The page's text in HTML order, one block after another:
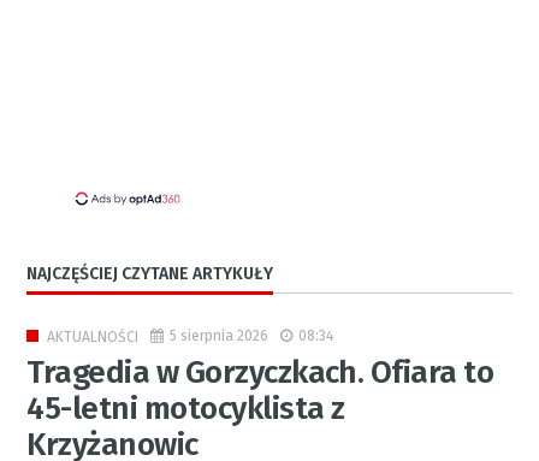
NAJCZĘŚCIEJ CZYTANE ARTYKUŁY
AKTUALNOŚCI 5 sierpnia 2026 08:34
Tragedia w Gorzyczkach. Ofiara to
45-letni motocyklista z
Krzyżanowic